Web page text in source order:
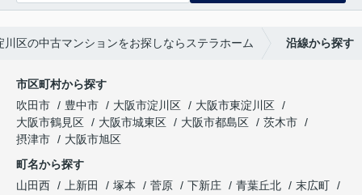
川区の中古マンションをお探しならステラホーム 沿線から探す
市区町村から探す
吹田市
豊中市 大阪市淀川区
大阪市東淀川区
大阪市鶴見区
大阪市城東区 大阪市都島区
茨木市
摂津市
大阪市旭区
町名から探す
山田西
上新田 塚本 菅原 下新庄 青葉丘北
末広町